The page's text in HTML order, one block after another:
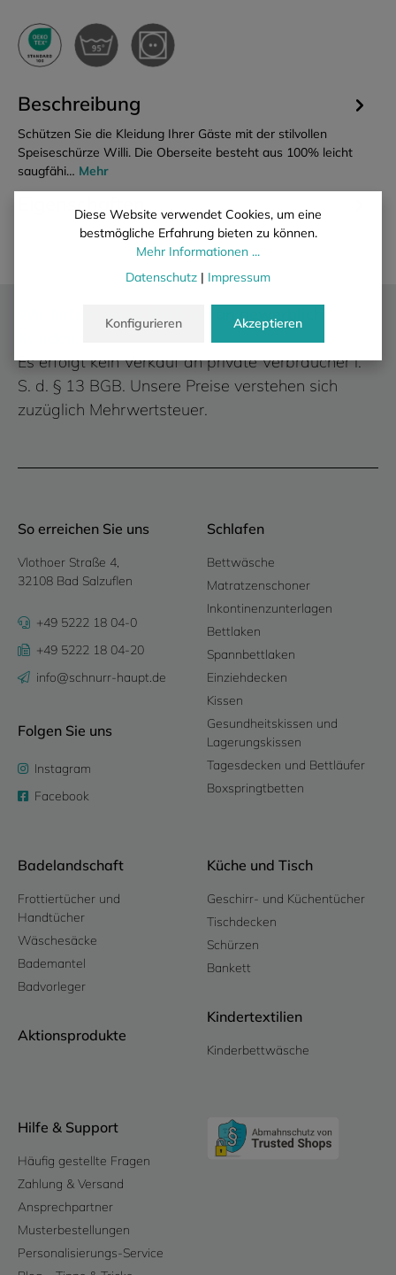
Beschreibung
Schützen Sie die Kleidung Ihrer Gäste mit der stilvollen
Speiseschürze Willi. Die Oberseite besteht aus 100% leicht
saugfähi… Mehr
Eigenschaften
Wir liefern ausschließlich an gewerbliche
Es erfolgt kein Verkauf an private Verbraucher i.
S. d. § 13 BGB. Unsere Preise verstehen sich
zuzüglich Mehrwertsteuer.
So erreichen Sie uns
Vlothoer Straße 4,
32108 Bad Salzuflen
+49 5222 18 04-0
+49 5222 18 04-20
info@schnurr-haupt.de
Folgen Sie uns
Instagram
Facebook
Schlafen
Bettwäsche
Matratzenschoner
Inkontinenzunterlagen
Bettlaken
Spannbettlaken
Einziehdecken
Kissen
Gesundheitskissen und
Lagerungskissen
Tagesdecken und Bettläufer
Boxspringtbetten
Badelandschaft
Frottiertücher und
Handtücher
Wäschesäcke
Bademantel
Badvorleger
Aktionsprodukte
Küche und Tisch
Geschirr- und Küchentücher
Tischdecken
Schürzen
Bankett
Kindertextilien
Kinderbettwäsche
Hilfe & Support
Häufig gestellte Fragen
Zahlung & Versand
Ansprechpartner
Musterbestellungen
Personalisierungs-Service
Diese Website verwendet Cookies, um eine
bestmögliche Erfahrung bieten zu können.
Mehr Informationen ...
Datenschutz | Impressum
Konfigurieren Akzeptieren